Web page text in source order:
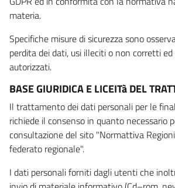
materia.
Specifiche misure di sicurezza sono
perdita dei dati, usi illeciti o non corretti ed
autorizzati.
BASE GIURIDICA E LICEITà DEL
Il trattamento dei dati personali per le
richiede il consenso in quanto necessario
consultazione del sito "Normattiva
federato regionale".
I dati personali forniti dagli utenti che